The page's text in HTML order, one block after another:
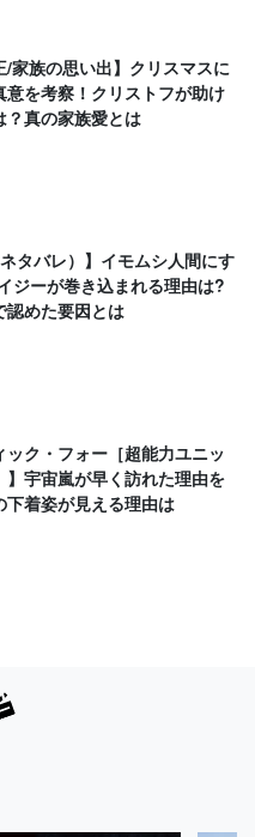
/家族の思い出】クリスマスに
意を考察！クリストフが助け
？真の家族愛とは
タバレ）】イモムシ人間にす
ジーが巻き込まれる理由は?
認めた要因とは
ック・フォー［超能力ユニッ
】宇宙嵐が早く訪れた理由を
下着姿が見える理由は